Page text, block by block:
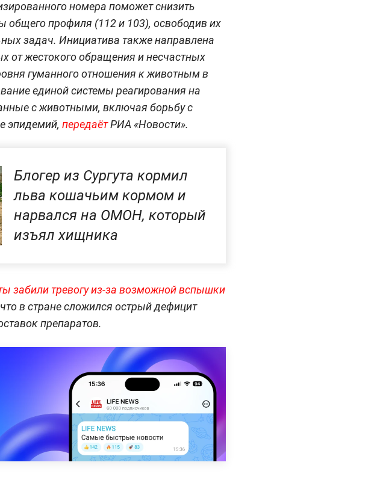
номера поможет снизить
общего профиля (112 и 103), освободив их
задач. Инициатива также направлена
от жестокого обращения и несчастных
гуманного отношения к животным в
единой системы реагирования на
с животными, включая борьбу с
эпидемий, передаётРИА «Новости».
Блогер из Сургута кормил
льва кошачьим кормом и
нарвался на ОМОН, который
изъял хищника
забили тревогу из-за возможной вспышки
в стране сложился острый дефицит
препаратов.